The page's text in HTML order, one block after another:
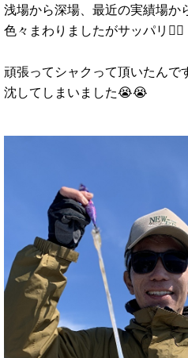
浅場から深場、最近の実績場か
色々まわりましたがサッパリ🙅‍♂️
頑張ってシャクって頂いたんで
沈してしまいました😭😭